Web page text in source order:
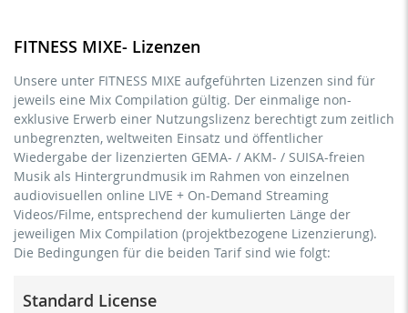
FITNESS MIXE- Lizenzen
Unsere unter FITNESS MIXE aufgeführten Lizenzen sind für
jeweils eine Mix Compilation gültig. Der einmalige non-
exklusive Erwerb einer Nutzungslizenz berechtigt zum zeitlich
unbegrenzten, weltweiten Einsatz und öffentlicher
Wiedergabe der lizenzierten GEMA- / AKM- / SUISA-freien
Musik als Hintergrundmusik im Rahmen von einzelnen
audiovisuellen online LIVE + On-Demand Streaming
Videos/Filme, entsprechend der kumulierten Länge der
jeweiligen Mix Compilation (projektbezogene Lizenzierung).
Die Bedingungen für die beiden Tarif sind wie folgt:
Standard License